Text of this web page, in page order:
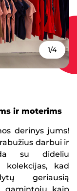
1/4
ir moterims
derinys jums!
darbui ir
su dideliu
kolekcijas, kad
geriausią